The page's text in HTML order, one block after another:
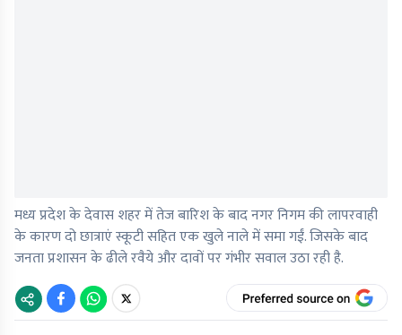
मध्य प्रदेश के देवास शहर में तेज बारिश के बाद नगर निगम की लापरवाही
के कारण दो छात्राएं स्कूटी सहित एक खुले नाले में समा गईं. जिसके बाद
जनता प्रशासन के ढीले रवैये और दावों पर गंभीर सवाल उठा रही है.